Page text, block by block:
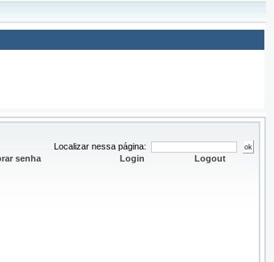
Localizar nessa página:
senha Login Logout